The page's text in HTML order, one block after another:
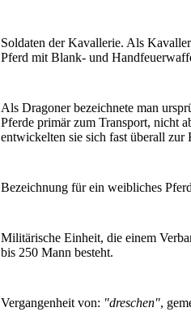
Soldaten der Kavallerie. Als
Pferd mit Blank- und
Als Dragoner bezeichnete man
Pferde primär zum Transport, nicht
entwickelten sie sich fast überall zur
Bezeichnung für ein weibliches
Militärische Einheit, die einem
bis 250 Mann besteht.
Vergangenheit von: "dreschen",